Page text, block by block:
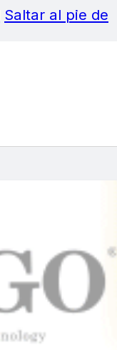
Saltar al pie de